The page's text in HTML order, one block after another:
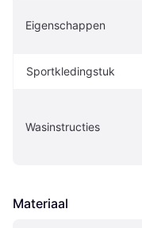
Eigenschappen
Sportkledingstuk
Wasinstructies
Materiaal